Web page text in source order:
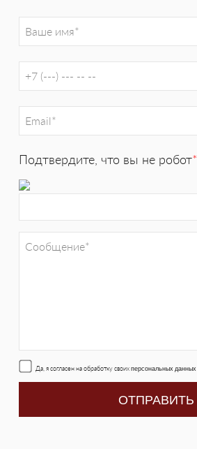
Подтвердите, что вы не робот*
Да, я согласен на обработку своихперсональных данных
ОТПРАВИТЬ